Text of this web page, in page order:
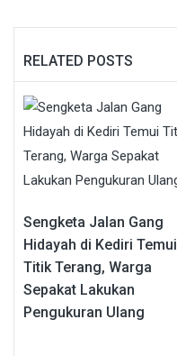
RELATED POSTS
Sengketa Jalan Gang
Hidayah di Kediri Temui
Titik Terang, Warga
Sepakat Lakukan
Pengukuran Ulang